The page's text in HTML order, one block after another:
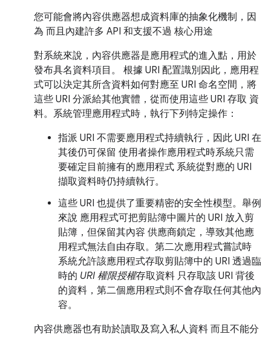
您可能會將內容供應器想成資料庫的抽象化機制，因
為 而且內建許多 API 和支援不過 核心用途
對系統來說，內容供應器是應用程式的進入點，用於
發布具名資料項目。 根據 URI 配置識別因此，應用程
式可以決定其所含資料如何對應至 URI 命名空間，將
這些 URI 分派給其他實體，從而使用這些 URI 存取 資
料。系統管理應用程式時，執行下列特定操作：
指派 URI 不需要應用程式持續執行，因此 URI 在
其後仍可保留 使用者操作應用程式時系統只需
要確定目前擁有的應用程式 系統從對應的 URI
擷取資料時仍持續執行。
這些 URI 也提供了重要精密的安全性模型。舉例
來說 應用程式可把剪貼簿中圖片的 URI 放入剪
貼簿，但保留其內容 供應商鎖定，導致其他應
用程式無法自由存取。第二次應用程式嘗試時
系統允許該應用程式存取剪貼簿中的 URI 透過臨
時的 URI 權限授權存取資料 只存取該 URI 背後
的資料，第二個應用程式則不會存取任何其他內
容。
內容供應器也有助於讀取及寫入私人資料 而且不能分